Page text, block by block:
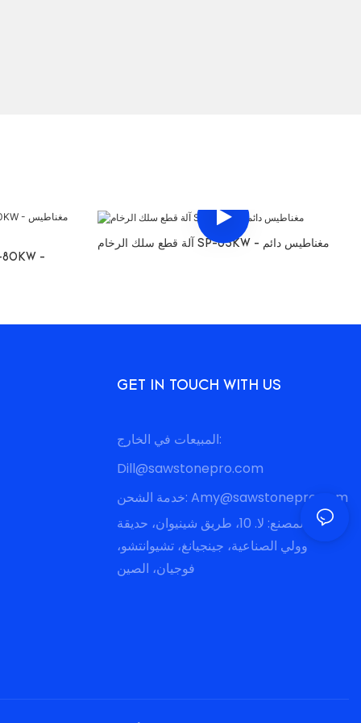
آلة قطع سلك الرخام SP-65KW - مغناطيس دائم
GET IN TOUCH WITH US
المبيعات في الخارج:
Dill@sawstonepro.com
خدمة الشحن: Amy@sawstonepro.com
عنوان المصنع: لا. 10، طريق شينيوان، حديقة
وولي الصناعية، جينجيانغ، تشيوانتشو،
فوجيان، الصين